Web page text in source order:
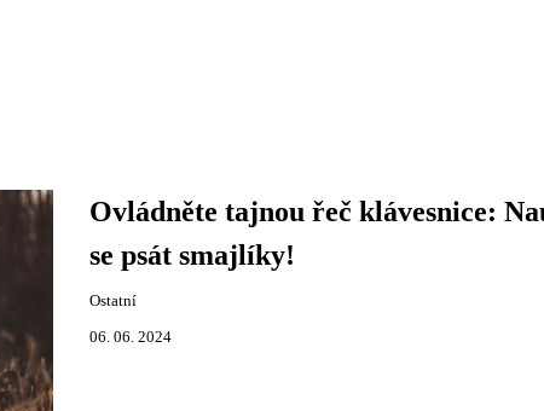
Ovládněte tajnou řeč klávesnice:
se psát smajlíky!
Ostatní
06. 06. 2024